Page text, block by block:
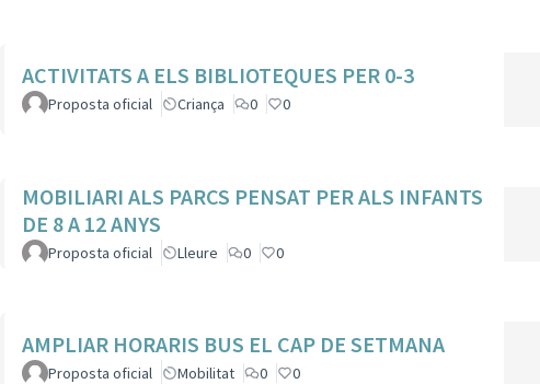
ACTIVITATS A ELS BIBLIOTEQUES PER 0-3
Proposta oficial Criança 0 0
MOBILIARI ALS PARCS PENSAT PER ALS INFANTS
DE 8 A 12 ANYS
Proposta oficial Lleure 0 0
AMPLIAR HORARIS BUS EL CAP DE SETMANA
Proposta oficial Mobilitat 0 0